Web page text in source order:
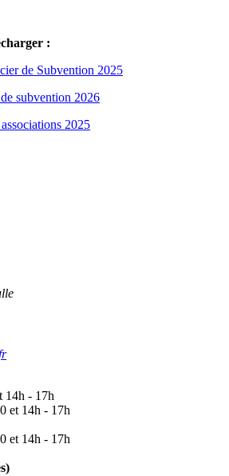
:
de Subvention 2025
subvention 2026
2025
14h - 17h
et 14h - 17h
et 14h - 17h